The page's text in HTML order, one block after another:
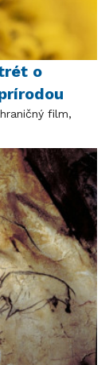
o
film,